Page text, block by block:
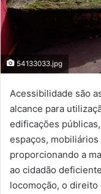
54133033.jpg
Acessibilidade são
alcance para
edificações
espaços,
proporcionando a
ao cidadão
locomoção, o